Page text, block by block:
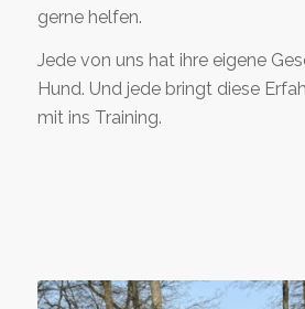
gerne helfen.
Jede von uns hat ihre eigene
Hund. Und jede bringt diese
mit ins Training.